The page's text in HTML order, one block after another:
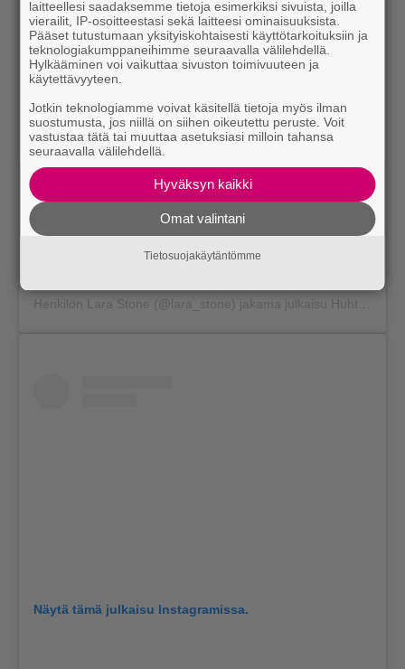
Näytä tämä julkaisu Instagramissa.
Henkilön Lara Stone (@lara_stone) jakama julkaisu Huhti 20, 2018 kello 11.15 PDT
Näytä tämä julkaisu Instagramissa.
laitteellesi saadaksemme tietoja esimerkiksi sivuista, joilla
vierailit, IP-osoitteestasi sekä laitteesi ominaisuuksista.
Pääset tutustumaan yksityiskohtaisesti käyttötarkoituksiin ja
teknologiakumppaneihimme seuraavalla välilehdellä.
Hylkääminen voi vaikuttaa sivuston toimivuuteen ja
käytettävyyteen.
Jotkin teknologiamme voivat käsitellä tietoja myös ilman
suostumusta, jos niillä on siihen oikeutettu peruste. Voit
vastustaa tätä tai muuttaa asetuksiasi milloin tahansa
seuraavalla välilehdellä.
Hyväksyn kaikki
Omat valintani
Tietosuojakäytäntömme